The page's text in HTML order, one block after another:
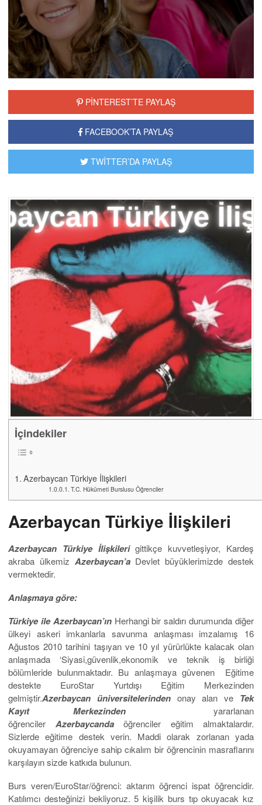
PİNTEREST’TE PAYLAŞ
FACEBOOK’TA PAYLAŞ
TWİTTER’DA PAYLAŞ
İçindekiler
Azerbaycan Türkiye İlişkileri
T.C. Hükümeti Burslusu Öğrenciler
Azerbaycan Türkiye İlişkileri
Azerbaycan Türkiye İlişkilerigittikçe kuvvetleşiyor, Kardeş
akraba ülkemiz Azerbaycan’a Devlet büyüklerimizde destek
vermektedir.
Anlaşmayagöre:
Türkiye ile Azerbaycan’ın Herhangi bir saldırı durumunda diğer
ülkeyi askeri imkanlarla savunma anlaşması imzalamış 16
Ağustos 2010 tarihini taşıyan ve 10 yıl yürürlükte kalacak olan
anlaşmada ‘Siyasi,güvenlik,ekonomik ve teknik iş birliği
bölümleride bulunmaktadır. Bu anlaşmaya güvenen Eğitime
destekte EuroStar Yurtdışı Eğitim Merkezinden
gelmiştir.Azerbaycan üniversitelerinden onay alan ve Tek
Kayıt Merkezinden yararlanan
öğrenciler Azerbaycandaöğrenciler eğitim almaktalardır.
Sizlerde eğitime destek verin. Maddi olarak zorlanan yada
okuyamayan öğrenciye sahip cıkalım bir öğrencinin masraflarını
karşılayın sizde katkıda bulunun.
Burs veren/EuroStar/öğrenci: aktarım öğrenci ispat öğrencidir.
Katılımcı desteğinizi bekliyoruz. 5 kişilik burs tıp okuyacak kız